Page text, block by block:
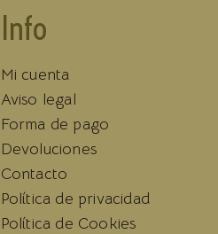
Info
Mi cuenta
Aviso legal
Forma de pago
Devoluciones
Contacto
Política de privacidad
Política de Cookies